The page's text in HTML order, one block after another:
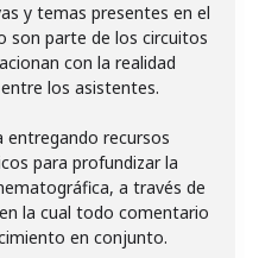
y temas presentes en el
son parte de los circuitos
con la realidad
los asistentes.
entregando recursos
para profundizar la
a través de
la cual todo comentario
en conjunto.